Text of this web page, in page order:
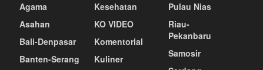
Agama
Asahan
Bali-Denpasar
Banten-Serang
Kesehatan
KO VIDEO
Komentorial
Kuliner
Pulau Nias
Riau-
Pekanbaru
Samosir